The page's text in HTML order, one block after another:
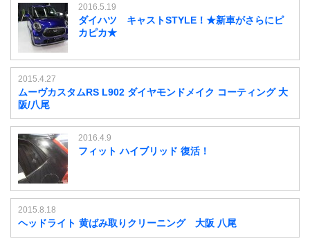
2016.5.19
ダイハツ キャストSTYLE！★新車がさらにピ
カピカ★
2015.4.27
ムーヴカスタムRS L902 ダイヤモンドメイク コーティング 大
阪/八尾
2016.4.9
フィット ハイブリッド 復活！
2015.8.18
ヘッドライト 黄ばみ取りクリーニング 大阪 八尾